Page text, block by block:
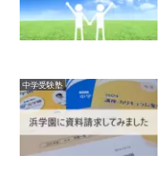
中学受験塾